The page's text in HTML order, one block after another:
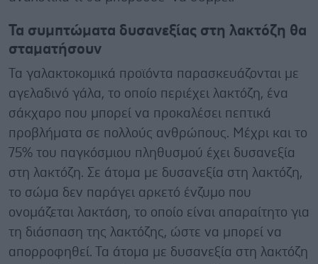
Τα συμπτώματα δυσανεξίας στη λακτόζη θα
σταματήσουν
Τα γαλακτοκομικά προϊόντα παρασκευάζονται με
αγελαδινό γάλα, το οποίο περιέχει λακτόζη, ένα
σάκχαρο που μπορεί να προκαλέσει πεπτικά
προβλήματα σε πολλούς ανθρώπους. Μέχρι και το
75% του παγκόσμιου πληθυσμού έχει δυσανεξία
στη λακτόζη. Σε άτομα με δυσανεξία στη λακτόζη,
το σώμα δεν παράγει αρκετό ένζυμο που
ονομάζεται λακτάση, το οποίο είναι απαραίτητο για
τη διάσπαση της λακτόζης, ώστε να μπορεί να
απορροφηθεί. Τα άτομα με δυσανεξία στη λακτόζη